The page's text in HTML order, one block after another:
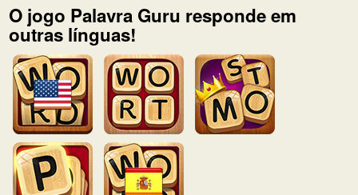
O jogo Palavra Guru responde em
outras línguas!